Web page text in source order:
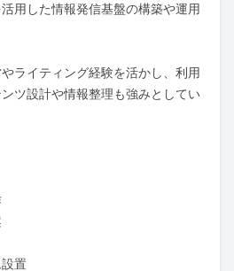
用した情報発信基盤の構築や運用
ライティング経験を活かし、利用
ツ設計や情報整理も強みとしてい
設置